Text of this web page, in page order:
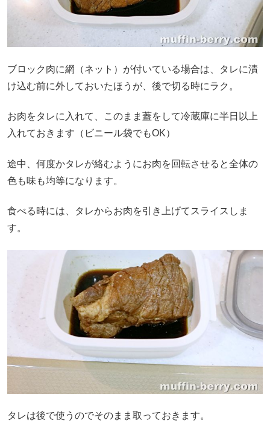
ブロック肉に網（ネット）が付いている場合は、タレに漬
け込む前に外しておいたほうが、後で切る時にラク。
お肉をタレに入れて、このまま蓋をして冷蔵庫に半日以上
入れておきます（ビニール袋でもOK）
途中、何度かタレが絡むようにお肉を回転させると全体の
色も味も均等になります。
食べる時には、タレからお肉を引き上げてスライスしま
す。
タレは後で使うのでそのまま取っておきます。